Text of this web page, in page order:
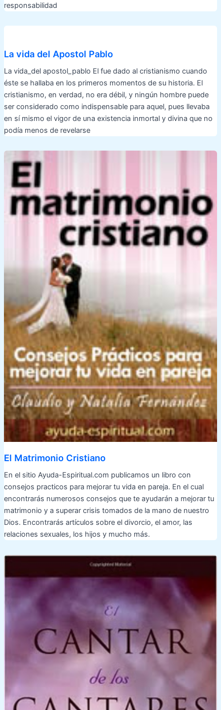
responsabilidad
La vida del Apostol Pablo
La vida_del apostol_pablo El fue dado al cristianismo cuando
éste se hallaba en los primeros momentos de su historia. El
cristianismo, en verdad, no era débil, y ningún hombre puede
ser considerado como indispensable para aquel, pues llevaba
en sí mismo el vigor de una existencia inmortal y divina que no
podía menos de revelarse
El Matrimonio Cristiano
En el sitio Ayuda-Espiritual.com publicamos un libro con
consejos practicos para mejorar tu vida en pareja. En el cual
encontrarás numerosos consejos que te ayudarán a mejorar tu
matrimonio y a superar crisis tomados de la mano de nuestro
Dios. Encontrarás artículos sobre el divorcio, el amor, las
relaciones sexuales, los hijos y mucho más.